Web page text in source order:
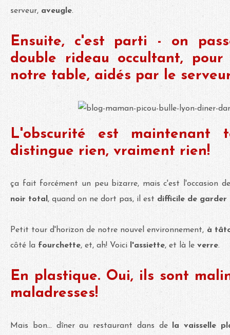
serveur, aveugle.
Ensuite, c'est parti - on
double rideau occultant,
notre table, aidés par le
L'obscurité est maintenant
distingue rien, vraiment rien!
ça fait forcément un peu bizarre, mais c'est l'occasion
noir total , quand on ne dort pas, il est difficile de garder
Petit tour d'horizon de notre nouvel environnement, à
côté la fourchette, et, ah! Voici l'assiette, et là le verre.
En plastique. Oui, ils sont
maladresses!
Mais bon... dîner au restaurant dans de
la vaisselle